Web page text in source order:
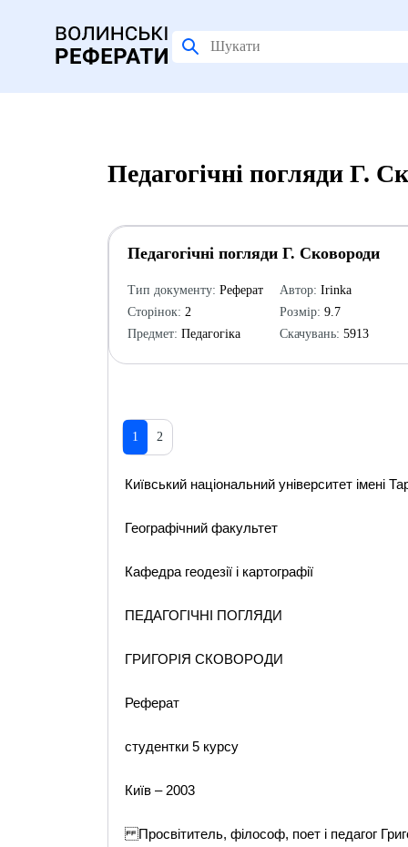
Педагогічні погляди Г.
Педагогічні погляди Г. Сковороди
Тип документу: Реферат
Сторінок: 2
Предмет: Педагогіка
Автор: Irinka
Розмір: 9.7
Скачувань: 5913
1 2
Київський національний університет імені
Географічний факультет
Кафедра геодезії і картографії
ПЕДАГОГІЧНІ ПОГЛЯДИ
ГРИГОРІЯ СКОВОРОДИ
Реферат
студентки 5 курсу
Київ – 2003
Просвітитель, філософ, поет і педагог